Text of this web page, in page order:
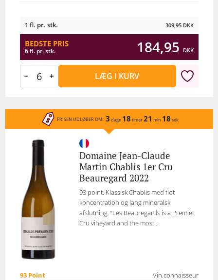
1 fl. pr. stk. 309,95 DKK
BEDSTE PRIS
6 fl. pr. stk. 184,95 DKK
LÆG I KURV
PRISEN UDLØBER OM: 3 dage 18 timer21 min 18 sek
Domaine Jean-Claude
Martin Chablis 1er Cru
Beauregard 2022
93 point. Klassisk Chablis med flot
koncentration og lang mineralsk
afslutning. “Les Beauregards is a Premier
Cru vineyard and the most...
93 Point
Vin.connaisseur